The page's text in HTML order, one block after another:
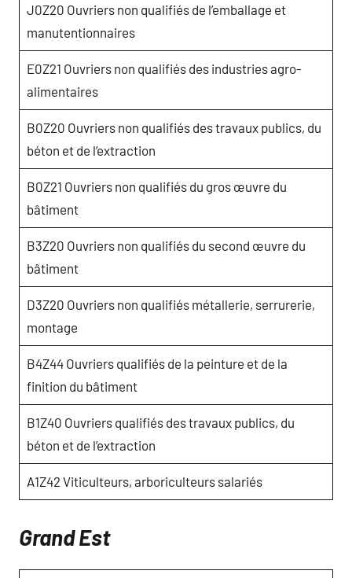
J0Z20 Ouvriers non qualifiés de l’emballage et
manutentionnaires
E0Z21 Ouvriers non qualifiés des industries agro-
alimentaires
B0Z20 Ouvriers non qualifiés des travaux publics, du
béton et de l’extraction
B0Z21 Ouvriers non qualifiés du gros œuvre du
bâtiment
B3Z20 Ouvriers non qualifiés du second œuvre du
bâtiment
D3Z20 Ouvriers non qualifiés métallerie, serrurerie,
montage
B4Z44 Ouvriers qualifiés de la peinture et de la
finition du bâtiment
B1Z40 Ouvriers qualifiés des travaux publics, du
béton et de l’extraction
A1Z42 Viticulteurs, arboriculteurs salariés
Grand Est